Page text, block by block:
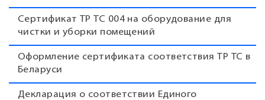
Сертификат ТР ТС 004 на оборудование для
чистки и уборки помещений
Оформление сертификата соответствия ТР ТС в
Беларуси
Декларация о соответствии Единого